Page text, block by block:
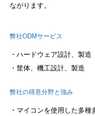
ながります。
弊社ODMサービス
・ハードウェア設計、製造
・筐体、機工設計、製造
弊社の得意分野と強み
・マイコンを使用した多